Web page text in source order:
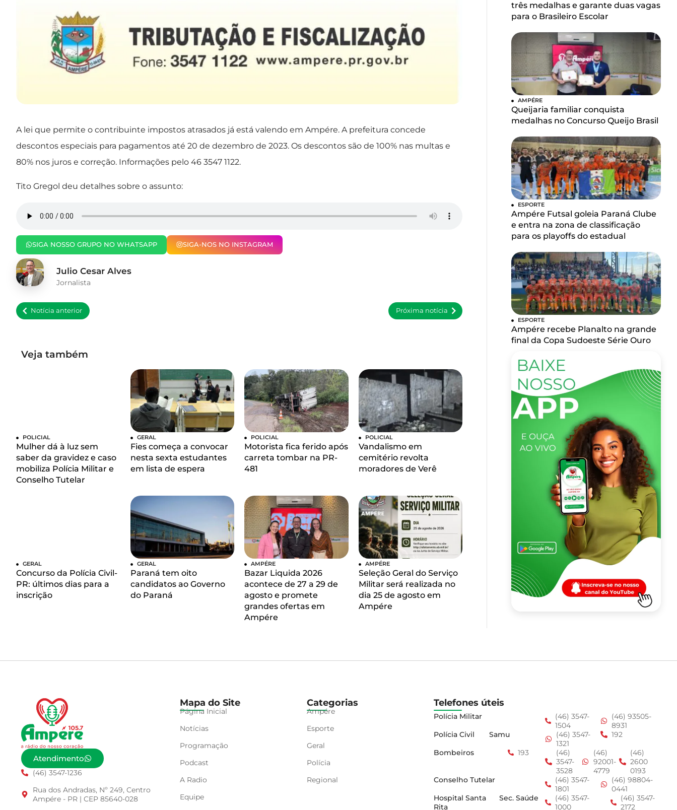
A lei que permite o contribuinte impostos atrasados já está valendo em Ampére. A prefeitura concede
descontos especiais para pagamentos até 20 de dezembro de 2023. Os descontos são de 100% nas multas e
80% nos juros e correção. Informações pelo 46 3547 1122.
Tito Gregol deu detalhes sobre o assunto:
SIGA NOSSO GRUPO NO WHATSAPP SIGA-NOS NO INSTAGRAM
Julio Cesar Alves
Jornalista
Notícia anterior Próxima notícia
Veja também
POLICIAL
Mulher dá à luz sem
saber da gravidez e caso
mobiliza Polícia Militar e
Conselho Tutelar
GERAL
Fies começa a convocar
nesta sexta estudantes
em lista de espera
POLICIAL
Motorista fica ferido após
carreta tombar na PR-
481
POLICIAL
Vandalismo em
cemitério revolta
moradores de Verê
GERAL
Concurso da Polícia Civil-
PR: últimos dias para a
inscrição
GERAL
Paraná tem oito
candidatos ao Governo
do Paraná
AMPÉRE
Bazar Liquida 2026
acontece de 27 a 29 de
agosto e promete
grandes ofertas em
Ampére
AMPÉRE
Seleção Geral do Serviço
Militar será realizada no
dia 25 de agosto em
Ampére
três medalhas e garante duas vagas
para o Brasileiro Escolar
AMPÉRE
Queijaria familiar conquista
medalhas no Concurso Queijo Brasil
ESPORTE
Ampére Futsal goleia Paraná Clube
e entra na zona de classificação
para os playoffs do estadual
ESPORTE
Ampére recebe Planalto na grande
final da Copa Sudoeste Série Ouro
Atendimento
(46) 3547-1236
Rua dos Andradas, Nº 249, Centro
Ampére - PR | CEP 85640-028
Mapa do Site
Página Inicial
Notícias
Programação
Podcast
A Radio
Equipe
Categorias
Ampére
Esporte
Geral
Polícia
Regional
Telefones úteis
Polícia Militar
(46) 3547-
1504
(46) 93505-
8931
Polícia Civil
Samu
(46) 3547-
1321
192
Bombeiros
193
(46)
3547-
3528
(46)
92001-
4779
(46)
2600
0193
Conselho Tutelar
(46) 3547-
1801
(46) 98804-
0441
Hospital Santa
Rita
Sec. Saúde
(46) 3547-
1000
(46) 3547-
2172